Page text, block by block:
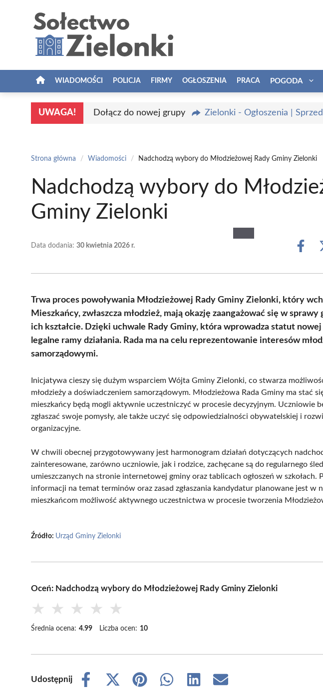
WIADOMOŚCI POLICJA FIRMY OGŁOSZENIA PRACA POGODA
UWAGA! Dołącz do nowej grupy Zielonki - Ogłoszenia |
Strona główna / Wiadomości / Nadchodzą wybory do Młodzieżowej Rady Gminy Zielonki
Nadchodzą wybory do
Gminy Zielonki
Data dodania: 30 kwietnia 2026 r.
Share
Trwa proces powoływania Młodzieżowej Rady Gminy Zielonki, który
Mieszkańcy, zwłaszcza młodzież, mają okazję zaangażować się w
ich kształcie. Dzięki uchwale Rady Gminy, która wprowadza statut nowej
legalne ramy działania. Rada ma na celu reprezentowanie interesów
samorządowymi.
Inicjatywa cieszy się dużym wsparciem Wójta Gminy Zielonki, co stwarza
młodzieży a doświadczeniem samorządowym. Młodzieżowa Rada Gminy ma stać
mieszkańcy będą mogli aktywnie uczestniczyć w procesie decyzyjnym. Uczniowie
zgłaszać swoje pomysły, ale także uczyć się odpowiedzialności obywatelskiej i
organizacyjne.
W chwili obecnej przygotowywany jest harmonogram działań dotyczących
zainteresowane, zarówno uczniowie, jak i rodzice, zachęcane są do regularnego
umieszczanych na stronie internetowej gminy oraz tablicach ogłoszeń w szkołach.
informacji na temat terminów oraz zasad zgłaszania kandydatur planowane jest w
mieszkańcom możliwość aktywnego uczestnictwa w procesie tworzenia
Źródło: Urząd Gminy Zielonki
Oceń: Nadchodzą wybory do Młodzieżowej Rady Gminy Zielonki
★ ★ ★ ★ ★
Średnia ocena: 4.99 Liczba ocen: 10
Udostępnij
Share
Share
Share
Share
Share
Share